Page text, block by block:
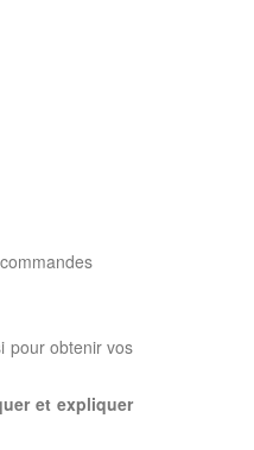
pour obtenir vos
et expliquer